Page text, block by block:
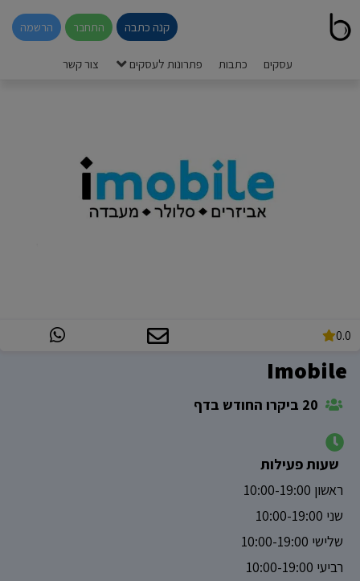
קנה כתבה התחבר הרשמה
עסקים כתבות פתרונות לעסקים צור קשר
0.0
Imobile
שעות פעילות
ראשון 10:00-19:00
שני 10:00-19:00
שלישי 10:00-19:00
רביעי 10:00-19:00